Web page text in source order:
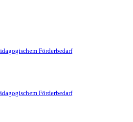
Förderbedarf
Förderbedarf